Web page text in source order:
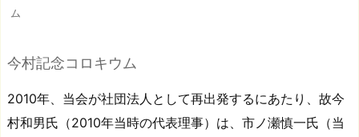
ム
今村記念コロキウム
2010年、当会が社団法人として再出発するにあたり、故今
村和男氏（2010年当時の代表理事）は、市ノ瀬慎一氏（当